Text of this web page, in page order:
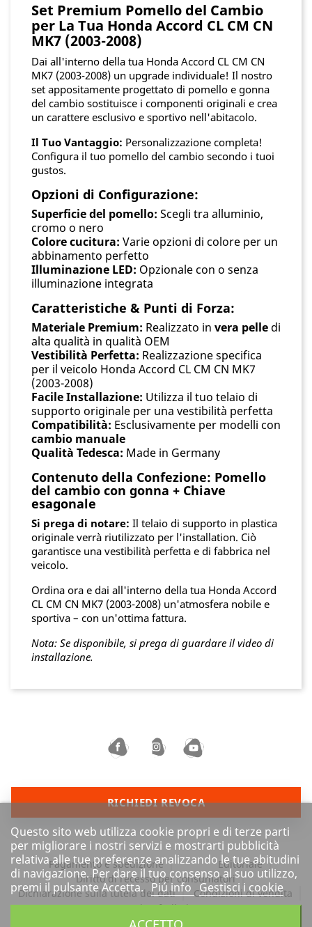
Set Premium Pomello del Cambio
per La Tua Honda Accord CL CM CN
MK7 (2003-2008)
Dai all'interno della tua Honda Accord CL CM CN
MK7 (2003-2008) un upgrade individuale! Il nostro
set appositamente progettato di pomello e gonna
del cambio sostituisce i componenti originali e crea
un carattere esclusivo e sportivo nell'abitacolo.
Il Tuo Vantaggio: Personalizzazione completa!
Configura il tuo pomello del cambio secondo i tuoi
gustos.
Opzioni di Configurazione:
Superficie del pomello: Scegli tra alluminio,
cromo o nero
Colore cucitura: Varie opzioni di colore per un
abbinamento perfetto
Illuminazione LED: Opzionale con o senza
illuminazione integrata
Caratteristiche & Punti di Forza:
Materiale Premium: Realizzato in vera pelle di
alta qualità in qualità OEM
Vestibilità Perfetta: Realizzazione specifica
per il veicolo Honda Accord CL CM CN MK7
(2003-2008)
Facile Installazione: Utilizza il tuo telaio di
supporto originale per una vestibilità perfetta
Compatibilità: Esclusivamente per modelli con
cambio manuale
Qualità Tedesca: Made in Germany
Contenuto della Confezione: Pomello
del cambio con gonna + Chiave
esagonale
Si prega di notare: Il telaio di supporto in plastica
originale verrà riutilizzato per l'installation. Ciò
garantisce una vestibilità perfetta e di fabbrica nel
veicolo.
Ordina ora e dai all'interno della tua Honda Accord
CL CM CN MK7 (2003-2008) un'atmosfera nobile e
sportiva – con un'ottima fattura.
Nota: Se disponibile, si prega di guardare il video di
installazione.
Questo sito web utilizza cookie propri e di terze parti
per migliorare i nostri servizi e mostrarti pubblicità
relativa alle tue preferenze analizzando le tue abitudini
di navigazione. Per dare il tuo consenso al suo utilizzo,
premi il pulsante Accetta. Piú info Gestisci i cookie
RICHIEDI REVOCA
Pagamento e spedizione
Editoriale
Diritto di recesso per consumatori
Dichiarazione sulla tutela dei dati
Condizioni di vendita
Barrierefreiheit